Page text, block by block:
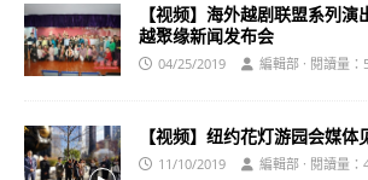
【视频】海外越剧联盟系列
越聚缘新闻发布会
04/25/2019 編輯部 · 閱讀量：
【视频】纽约花灯游园会媒体
11/10/2019 編輯部 · 閱讀量：